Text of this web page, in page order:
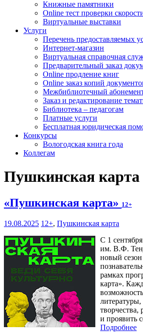
Книжные памятники
Online тест проверки
Виртуальные выставки
Услуги
Перечень предоставляемых
Интернет-магазин
Виртуальная справочная
Предварительный заказ
Online продление книг
Online заказ копий
Межбиблиотечный
Заказ и редактирование
Библиотека – педагогам
Платные услуги
Бесплатная юридическая
Конкурсы
Вологодская книга года
Коллегам
Пушкинская карта
«Пушкинская карта» 12+
19.08.2025 12+, Пушкинская карта
С 1
им. В.Ф.
новый
рамках
карта».
литературы,
творчества,
и проявить
Подробнее